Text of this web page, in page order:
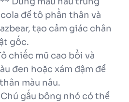
để tô phần thân và
tạo cảm giác chân
gốc.
chiếc mũ cao bồi và
đen hoặc xám đậm để
màu nâu.
gấu bông nhỏ có thể